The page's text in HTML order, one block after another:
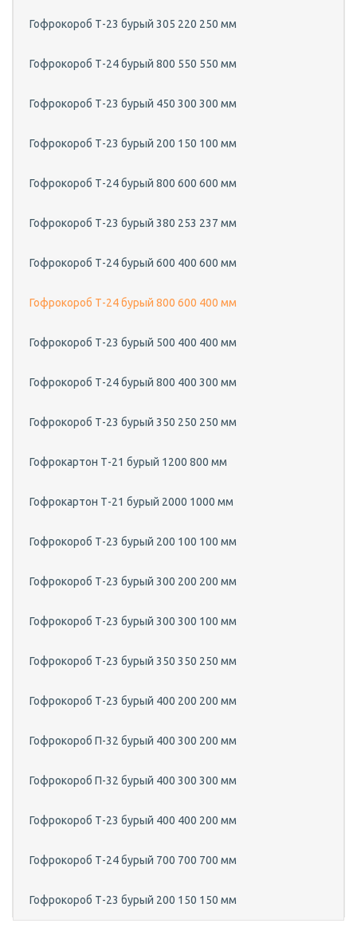
Гофрокороб Т-23 бурый 305 220 250 мм
Гофрокороб Т-24 бурый 800 550 550 мм
Гофрокороб Т-23 бурый 450 300 300 мм
Гофрокороб Т-23 бурый 200 150 100 мм
Гофрокороб Т-24 бурый 800 600 600 мм
Гофрокороб Т-23 бурый 380 253 237 мм
Гофрокороб Т-24 бурый 600 400 600 мм
Гофрокороб Т-24 бурый 800 600 400 мм
Гофрокороб Т-23 бурый 500 400 400 мм
Гофрокороб Т-24 бурый 800 400 300 мм
Гофрокороб Т-23 бурый 350 250 250 мм
Гофрокартон Т-21 бурый 1200 800 мм
Гофрокартон Т-21 бурый 2000 1000 мм
Гофрокороб Т-23 бурый 200 100 100 мм
Гофрокороб Т-23 бурый 300 200 200 мм
Гофрокороб Т-23 бурый 300 300 100 мм
Гофрокороб Т-23 бурый 350 350 250 мм
Гофрокороб Т-23 бурый 400 200 200 мм
Гофрокороб П-32 бурый 400 300 200 мм
Гофрокороб П-32 бурый 400 300 300 мм
Гофрокороб Т-23 бурый 400 400 200 мм
Гофрокороб Т-24 бурый 700 700 700 мм
Гофрокороб Т-23 бурый 200 150 150 мм